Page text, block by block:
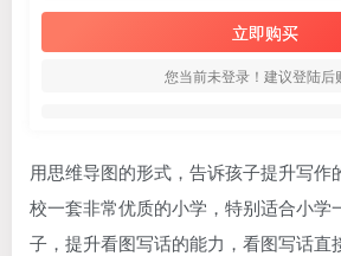
立即购买
您当前未登录！建议登陆
用思维导图的形式，告诉孩子提升写作
校一套非常优质的小学，特别适合小学
子，提升看图写话的能力， 看图写话直